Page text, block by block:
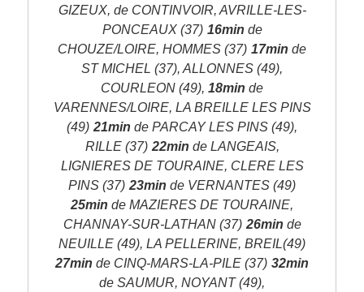
GIZEUX, de CONTINVOIR, AVRILLE-LES-
PONCEAUX (37) 16min de
CHOUZE/LOIRE, HOMMES (37) 17min de
ST MICHEL (37), ALLONNES (49),
COURLEON (49), 18min de
VARENNES/LOIRE, LA BREILLE LES PINS
(49) 21min de PARCAY LES PINS (49),
RILLE (37) 22min de LANGEAIS,
LIGNIERES DE TOURAINE, CLERE LES
PINS (37) 23min de VERNANTES (49)
25min de MAZIERES DE TOURAINE,
CHANNAY-SUR-LATHAN (37) 26min de
NEUILLE (49), LA PELLERINE, BREIL(49)
27min de CINQ-MARS-LA-PILE (37) 32min
de SAUMUR, NOYANT (49),